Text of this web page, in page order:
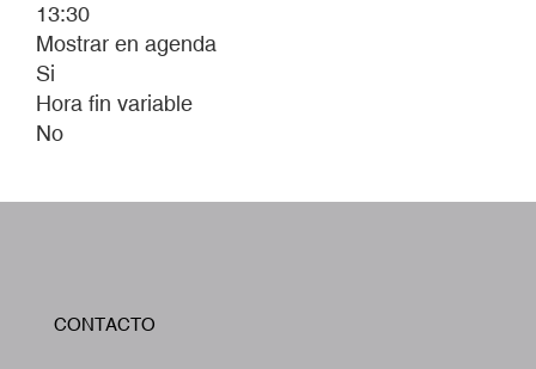
13:30
Mostrar en agenda
Si
Hora fin variable
No
CONTACTO